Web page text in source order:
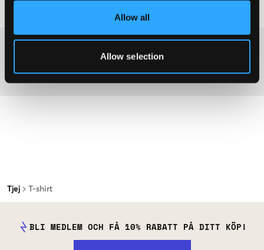
Allow all
Allow selection
Tjej T-shirt
BLI MEDLEM OCH FÅ 10% RABATT PÅ DITT KÖP!